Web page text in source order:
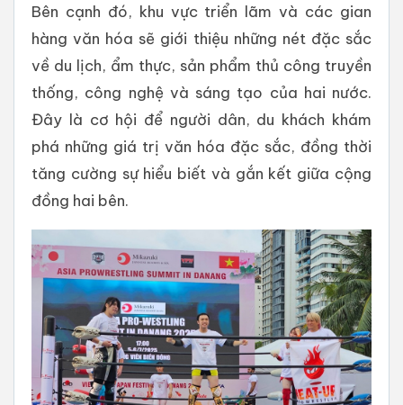
Bên cạnh đó, khu vực triển lãm và các gian
hàng văn hóa sẽ giới thiệu những nét đặc sắc
về du lịch, ẩm thực, sản phẩm thủ công truyền
thống, công nghệ và sáng tạo của hai nước.
Đây là cơ hội để người dân, du khách khám
phá những giá trị văn hóa đặc sắc, đồng thời
tăng cường sự hiểu biết và gắn kết giữa cộng
đồng hai bên.